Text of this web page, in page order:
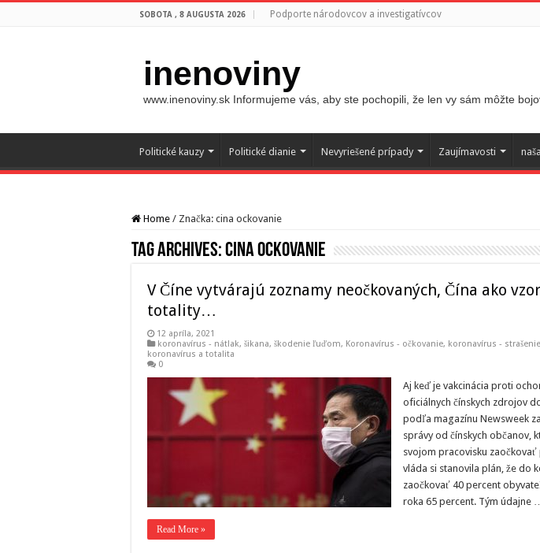
SOBOTA , 8 AUGUSTA 2026 Podporte národovcov a investigatívcov
inenoviny
www.inenoviny.sk Informujeme vás, aby ste pochopili, že len vy sám môžte
Politické kauzy Politické dianie Nevyriešené prípady Zaujímavosti
Home / Značka: cina ockovanie
Tag Archives:cina ockovanie
V Číne vytvárajú zoznamy neočkovaných, Čína ako
totality…
12 apríla, 2021
koronavírus - nátlak, šikana, škodenie ľuďom, Koronavírus - očkovanie, koronavírus -
koronavírus a totalita
0
Aj keď je vakcinácia proti
oficiálnych čínskych zdrojov
podľa magazínu Newsweek
správy od čínskych občanov,
svojom pracovisku zaočkovať
vláda si stanovila plán, že do
zaočkovať 40 percent
roka 65 percent. Tým údajne
Read More »